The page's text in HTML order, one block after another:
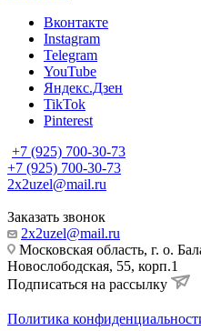
Вконтакте
Instagram
Telegram
YouTube
Яндекс.Дзен
TikTok
Pinterest
+7 (925) 700-30-73
+7 (925) 700-30-73
2x2uzel@mail.ru
Заказать звонок
2x2uzel@mail.ru
Московская область, г. о.
Новослободская, 55, корп.1
Подписаться на рассылку
Политика